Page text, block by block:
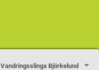
Vandringsslinga Björkelund